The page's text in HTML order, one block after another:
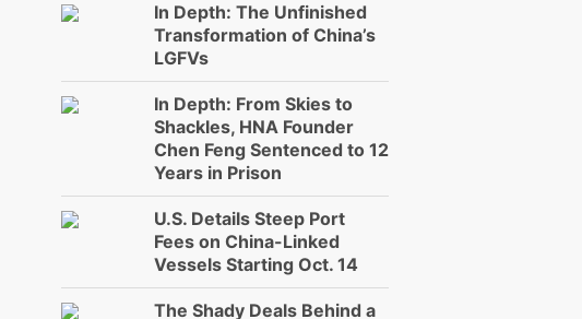
In Depth: The Unfinished
Transformation of China’s
LGFVs
In Depth: From Skies to
Shackles, HNA Founder
Chen Feng Sentenced to 12
Years in Prison
U.S. Details Steep Port
Fees on China-Linked
Vessels Starting Oct. 14
The Shady Deals Behind a